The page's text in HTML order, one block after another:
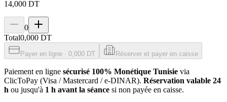
14,000 DT
0
Total0,000 DT
Payer en ligne · 0,000 DT Réserver et payer en caisse
Paiement en ligne sécurisé 100% Monétique Tunisie via
ClicToPay (Visa / Mastercard / e-DINAR). Réservation valable 24
h ou jusqu'à 1 h avant la séance si non payée en caisse.